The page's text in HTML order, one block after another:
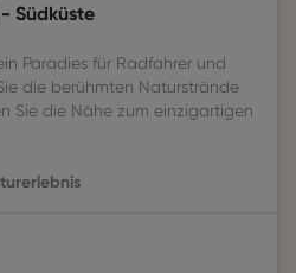
Südküste
Paradies für Radfahrer und
die berühmten Naturstrände
Sie die Nähe zum einzigartigen